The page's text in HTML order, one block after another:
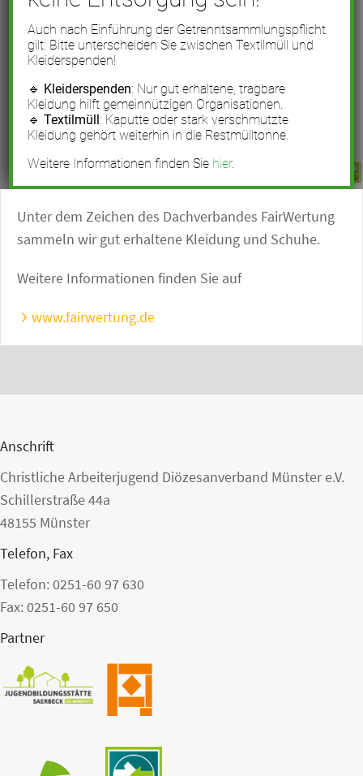
Unter dem Zeichen des Dachverbandes FairWertung
sammeln wir gut erhaltene Kleidung und Schuhe.
Weitere Informationen finden Sie auf
www.fairwertung.de
Anschrift
Christliche Arbeiterjugend Diözesanverband Münster e.V.
Schillerstraße 44a
48155 Münster
Telefon, Fax
Telefon: 0251-60 97 630
Fax: 0251-60 97 650
Partner